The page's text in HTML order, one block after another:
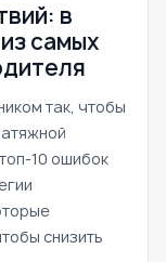
в
самых
так, чтобы
10 ошибок
снизить